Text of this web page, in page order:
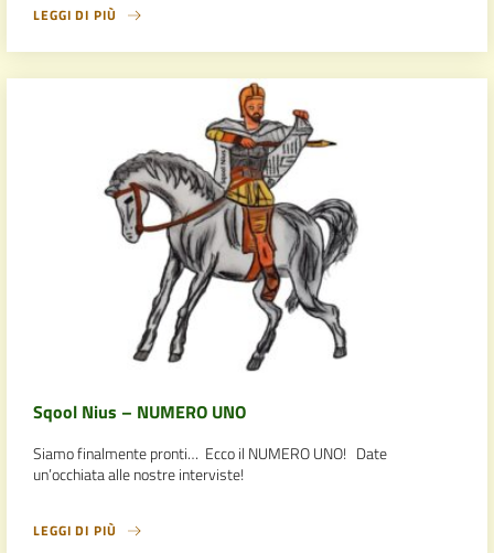
LEGGI DI PIÙ
Sqool Nius – NUMERO UNO
Siamo finalmente pronti… Ecco il NUMERO UNO! Date
un’occhiata alle nostre interviste!
LEGGI DI PIÙ